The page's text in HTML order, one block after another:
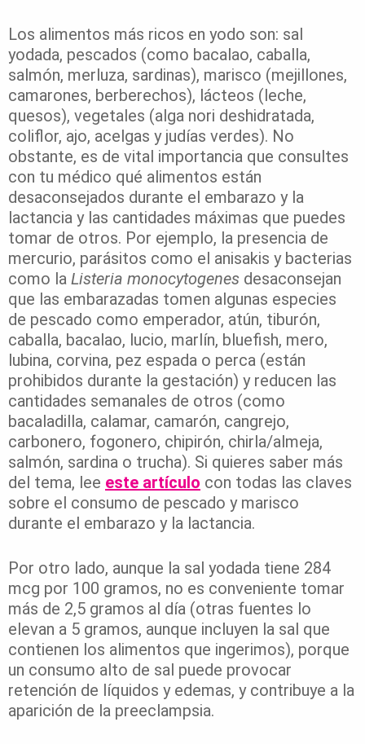
Los alimentos más ricos en yodo son: sal
yodada, pescados (como bacalao, caballa,
salmón, merluza, sardinas), marisco (mejillones,
camarones, berberechos), lácteos (leche,
quesos), vegetales (alga nori deshidratada,
coliflor, ajo, acelgas y judías verdes). No
obstante, es de vital importancia que consultes
con tu médico qué alimentos están
desaconsejados durante el embarazo y la
lactancia y las cantidades máximas que puedes
tomar de otros. Por ejemplo, la presencia de
mercurio, parásitos como el anisakis y bacterias
como la Listeria monocytogenes desaconsejan
que las embarazadas tomen algunas especies
de pescado como emperador, atún, tiburón,
caballa, bacalao, lucio, marlín, bluefish, mero,
lubina, corvina, pez espada o perca (están
prohibidos durante la gestación) y reducen las
cantidades semanales de otros (como
bacaladilla, calamar, camarón, cangrejo,
carbonero, fogonero, chipirón, chirla/almeja,
salmón, sardina o trucha). Si quieres saber más
del tema, lee este artículo con todas las claves
sobre el consumo de pescado y marisco
durante el embarazo y la lactancia.
Por otro lado, aunque la sal yodada tiene 284
mcg por 100 gramos, no es conveniente tomar
más de 2,5 gramos al día (otras fuentes lo
elevan a 5 gramos, aunque incluyen la sal que
contienen los alimentos que ingerimos), porque
un consumo alto de sal puede provocar
retención de líquidos y edemas, y contribuye a la
aparición de la preeclampsia.